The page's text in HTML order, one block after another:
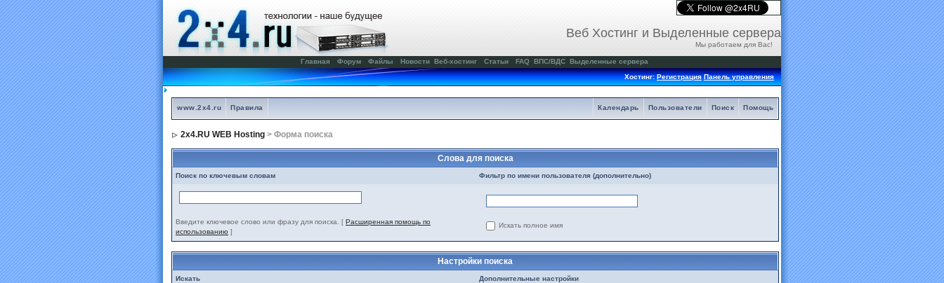
Веб Хостинг и Выделенные сервера
Мы работаем для Вас!
Главная Форум Файлы Новости Веб-хостинг Статьи FAQ ВПС/ВДС Выделенные сервера
Хостинг:Регистрация Панель управления
www.2x4.ru Правила Помощь
Поиск
Пользователи
Календарь
2x4.RU WEB Hosting > Форма поиска
Слова для поиска
Поиск по ключевым словам Фильтр по имени пользователя (дополнительно)
Введите ключевое слово или фразу для поиска. [ Расширенная помощь по
использованию ]
Искать полное имя
Настройки поиска
Искать Дополнительные настройки